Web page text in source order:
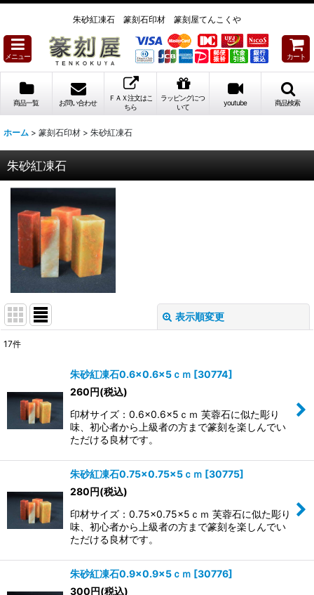
朱砂紅凍石 篆刻石印材 篆刻屋てんこくや
メニュー カート
商品一覧 お問い合わせ
ＦＡＸ注文はこ
ちら
ラッピングにつ
いて
youtube 商品検索
ホーム > 篆刻石印材 > 朱砂紅凍石
朱砂紅凍石
表示順変更
並び順:
絞り込む
17件
朱砂紅凍石0.6×0.6×5ｃｍ [30774]
260円(税込)
印材サイズ：0.6×0.6×5ｃｍ 芙蓉石に似た彫り
味、初心者から上級者の方まで篆刻を楽しんでい
ただける良材です。
朱砂紅凍石0.75×0.75×5ｃｍ [30775]
280円(税込)
印材サイズ：0.75×0.75×5ｃｍ 芙蓉石に似た彫り
味、初心者から上級者の方まで篆刻を楽しんでい
ただける良材です。
朱砂紅凍石0.9×0.9×5ｃｍ [30776]
300円(税込)